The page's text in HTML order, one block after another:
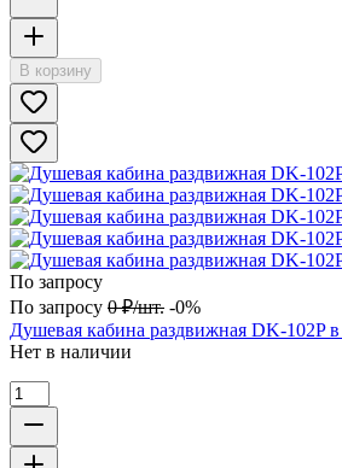
В корзину
По запросу
По запросу 0 ₽/шт. -0%
Душевая кабина раздвижная DK-102P
Нет в наличии